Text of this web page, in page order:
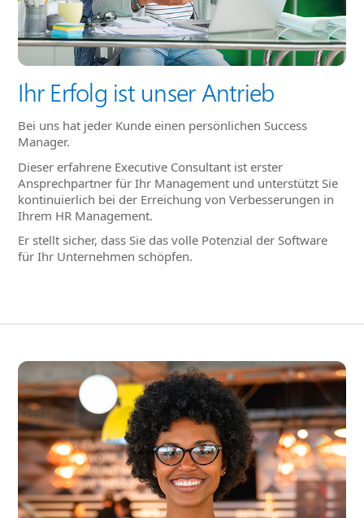
Ihr Erfolg ist unser Antrieb
Bei uns hat jeder Kunde einen persönlichen Success
Manager.
Dieser erfahrene Executive Consultant ist erster
Ansprechpartner für Ihr Management und unterstützt Sie
kontinuierlich bei der Erreichung von Verbesserungen in
Ihrem HR Management.
Er stellt sicher, dass Sie das volle Potenzial der Software
für Ihr Unternehmen schöpfen.